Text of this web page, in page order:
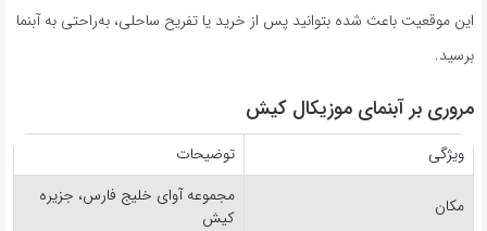
این موقعیت باعث شده بتوانید پس از خرید یا تفریح ساحلی، به‌راحتی به آبنما
برسید.
مروری بر آبنمای موزیکال کیش
ویژگی توضیحات
مکان
مجموعه آوای خلیج فارس، جزیره
کیش